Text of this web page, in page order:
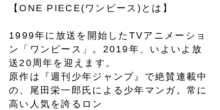
【ONE PIECE(ワンピース)とは】
1999年に放送を開始したTVアニメーショ
ン「ワンピース」。2019年、いよいよ放
送20周年を迎えます。
原作は『週刊少年ジャンプ』で絶賛連載中
の、尾田栄一郎氏による少年マンガ。常に
高い人気を誇るロン